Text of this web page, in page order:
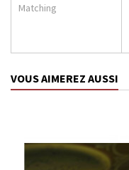
Matching
VOUS AIMEREZ AUSSI